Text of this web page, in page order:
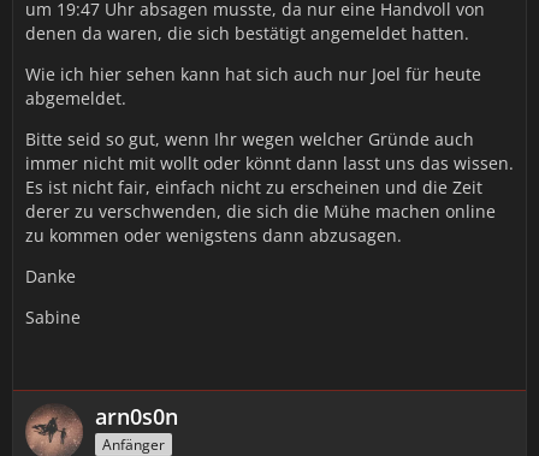
um 19:47 Uhr absagen musste, da nur eine Handvoll von
denen da waren, die sich bestätigt angemeldet hatten.
Wie ich hier sehen kann hat sich auch nur Joel für heute
abgemeldet.
Bitte seid so gut, wenn Ihr wegen welcher Gründe auch
immer nicht mit wollt oder könnt dann lasst uns das wissen.
Es ist nicht fair, einfach nicht zu erscheinen und die Zeit
derer zu verschwenden, die sich die Mühe machen online
zu kommen oder wenigstens dann abzusagen.
Danke
Sabine
arn0s0n
Anfänger